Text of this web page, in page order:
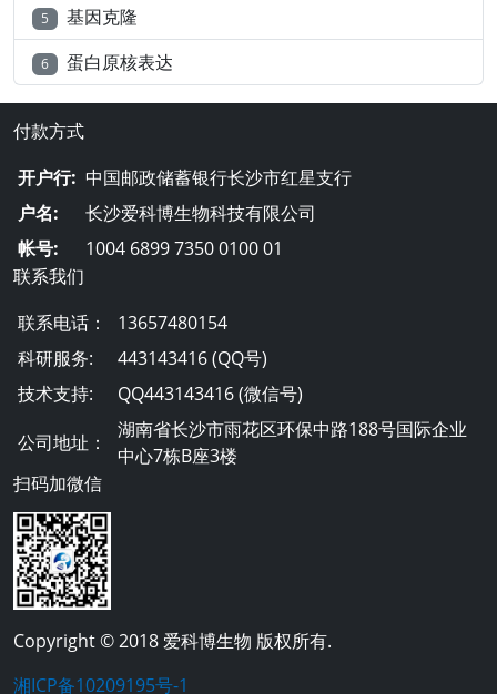
5 基因克隆
6 蛋白原核表达
付款方式
开户行: 中国邮政储蓄银行长沙市红星支行
户名:
长沙爱科博生物科技有限公司
帐号:
1004 6899 7350 0100 01
联系我们
联系电话：
13657480154
科研服务:
443143416 (QQ号)
技术支持:
QQ443143416 (微信号)
公司地址：
湖南省长沙市雨花区环保中路188号国际企业
中心7栋B座3楼
扫码加微信
Copyright © 2018 爱科博生物 版权所有.
湘ICP备10209195号-1